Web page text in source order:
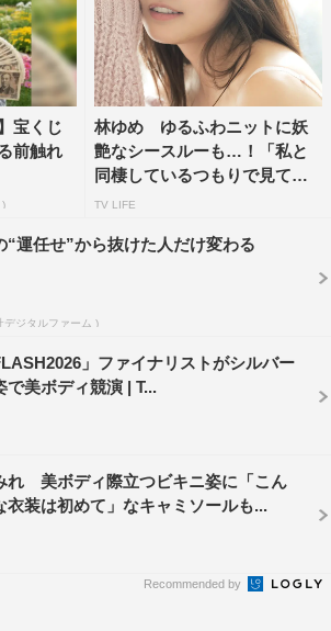
然も近くて、すごく過ごしやすいとこ
して改めて感じました。東京は毎日人
なので、地元にいた頃のゆったりした
時があります。
着いた雰囲気が昔から好きで、あの上
見ると「帰ってきたな」って安心しま
お好み焼きやたこ焼きをよく作ってく
らい食べるのが当たり前だったんで
からは、そんなに頻繁には食べなくな
援してくださっている皆さまへメッセ
ます。
とうございます！こうして憧れていた
だけたのも、いつも支えてくださる皆
SNSでのコメントや応援の言葉に、毎
っています。
して、もっとたくさんの方に知ってい
宝くじ
前触れ
)
林ゆめ ゆるふわニットに妖
艶なシースルーも…！「私と
同棲しているつもりで見てく
れ...
TV LIFE
“運任せ”から抜けた人だけ変わる
デジタルファーム )
」ファイナリストがシルバー
で美ボディ競演 | T...
れ 美ボディ際立つビキニ姿に「こん
衣装は初めて」なキャミソールも...
Recommended by